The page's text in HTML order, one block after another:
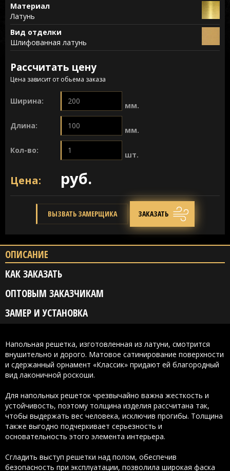
Материал
Латунь
Вид отделки
Шлифованная латунь
Рассчитать цену
Цена зависит от обьема заказа
Ширина: мм.
Длина: мм.
Кол-во: шт.
Цена: руб.
ВЫЗВАТЬ ЗАМЕРЩИКА ЗАКАЗАТЬ
ОПИСАНИЕ
КАК ЗАКАЗАТЬ
ОПТОВЫМ ЗАКАЗЧИКАМ
ЗАМЕР И УСТАНОВКА
Напольная решетка, изготовленная из латуни, смотрится
внушительно и дорого. Матовое сатинирование поверхности
и сдержанный орнамент «Классик» придают ей благородный
вид лаконичной роскоши.
Для напольных решеток чрезвычайно важна жесткость и
устойчивость, поэтому толщина изделия рассчитана так,
чтобы выдержать вес человека, исключив прогибы. Толщина
также выгодно подчеркивает серьезность и
основательность этого элемента интерьера.
Сгладить выступ решетки над полом, обеспечив
безопасность при эксплуатации, позволила широкая фаска